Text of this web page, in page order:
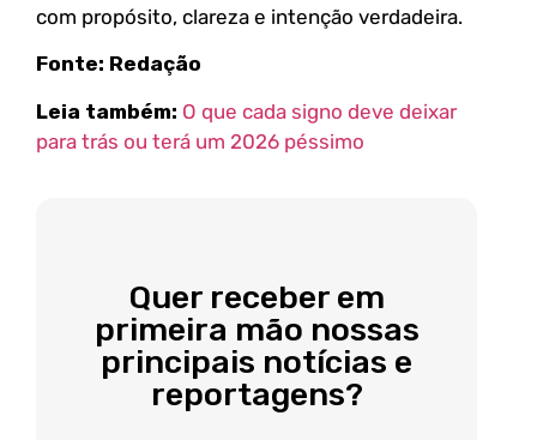
com propósito, clareza e intenção verdadeira.
Fonte: Redação
Leia também: O que cada signo deve deixar
para trás ou terá um 2026 péssimo
Quer receber em
primeira mão nossas
principais notícias e
reportagens?